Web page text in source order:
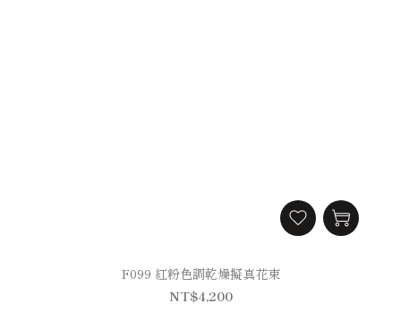
F099 紅粉色調乾燥擬真花束
NT$4,200